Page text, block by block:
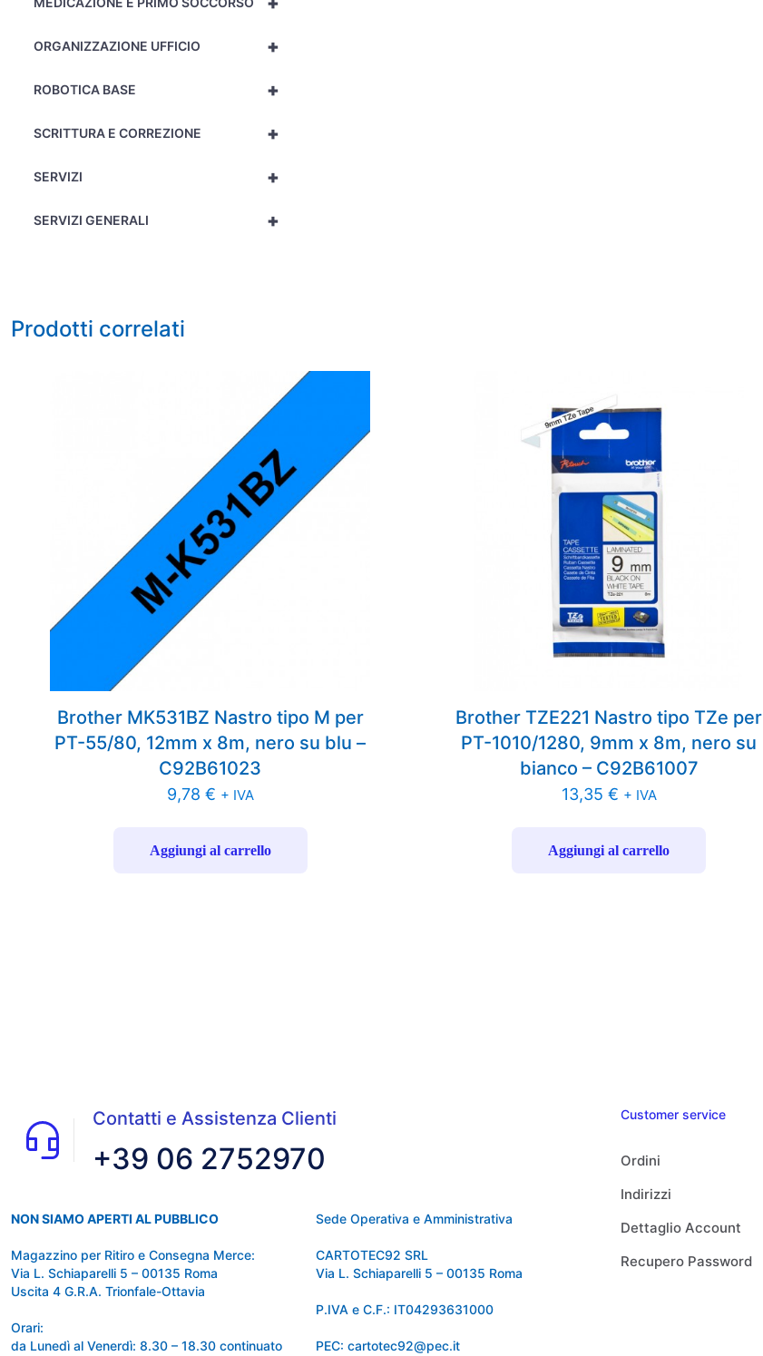
+
ORGANIZZAZIONE UFFICIO
+
ROBOTICA BASE
+
SCRITTURA E CORREZIONE
+
SERVIZI
+
SERVIZI GENERALI
Prodotti correlati
Brother MK531BZ Nastro tipo M per
PT-55/80, 12mm x 8m, nero su blu –
C92B61023
9,78 € + IVA
Aggiungi al carrello
Brother TZE221 Nastro tipo TZe per
PT-1010/1280, 9mm x 8m, nero su
bianco – C92B61007
13,35 € + IVA
Aggiungi al carrello
Contatti e Assistenza Clienti
+39 06 2752970
NON SIAMO APERTI AL PUBBLICO
Magazzino per Ritiro e Consegna Merce:
Via L. Schiaparelli 5 – 00135 Roma
Uscita 4 G.R.A. Trionfale-Ottavia
Orari:
da Lunedì al Venerdì: 8.30 – 18.30 continuato
Sede Operativa e Amministrativa
CARTOTEC92 SRL
Via L. Schiaparelli 5 – 00135 Roma
P.IVA e C.F.: IT04293631000
PEC: cartotec92@pec.it
Customer service
Ordini
Indirizzi
Dettaglio Account
Recupero Password